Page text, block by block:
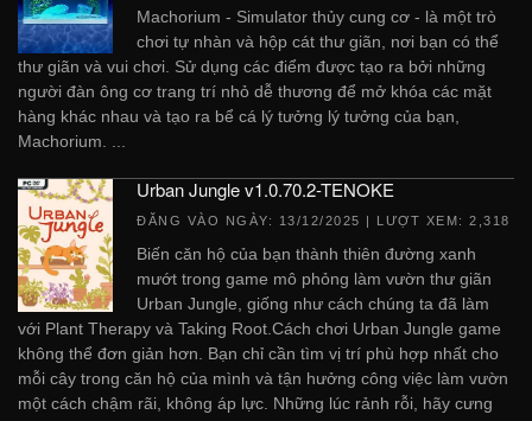
Machorium - Simulator thủy cung cơ - là một trò
chơi tự nhàn và hộp cát thư giãn, nơi bạn có thể
thư giãn và vui chơi. Sử dụng các điểm được tạo ra bởi những
người đàn ông cơ trang trí nhỏ dễ thương để mở khóa các mặt
hàng khác nhau và tạo ra bể cá lý tưởng lý tưởng của bạn,
Machorium. ...
Urban Jungle v1.0.70.2-TENOKE
ĐĂNG VÀO NGÀY: 13/12/2025 | LƯỢT XEM: 2,318
Biến căn hộ của bạn thành thiên đường xanh
mướt trong game mô phỏng làm vườn thư giãn
Urban Jungle, giống như cách chúng ta đã làm
với Plant Therapy và Taking Root.Cách chơi Urban Jungle game
không thể đơn giản hơn. Bạn chỉ cần tìm vị trí phù hợp nhất cho
mỗi cây trong căn hộ của mình và tận hưởng công việc làm vườn
một cách chậm rãi, không áp lực. Những lúc rảnh rỗi, hãy cưng